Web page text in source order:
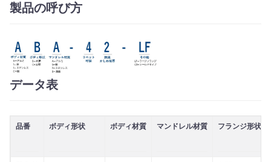
製品の呼び方
データ表
品番 ボディ形状 ボディ材質 マンドレル材質 フランジ形状